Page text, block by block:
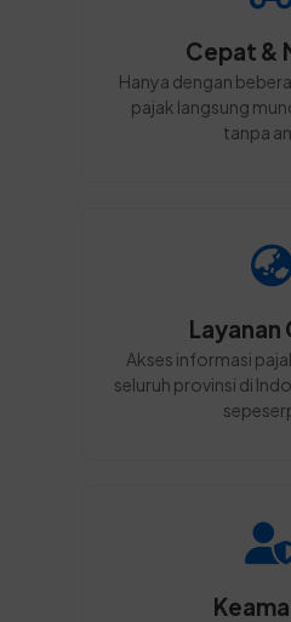
Cepat &
Hanya dengan
pajak langsung
tanpa
Layanan
Akses informasi
seluruh provinsi di